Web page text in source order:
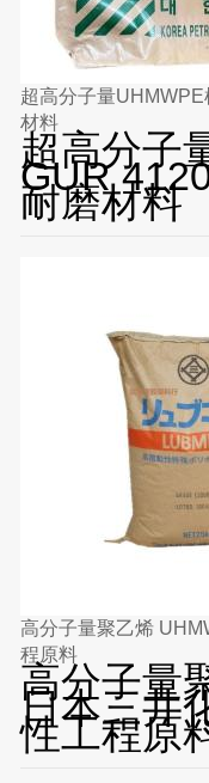
超高分子量
材料
超高分子
GUR
耐磨材料
高分子量聚乙烯
程原料
高分子量
日本三井
性工程原